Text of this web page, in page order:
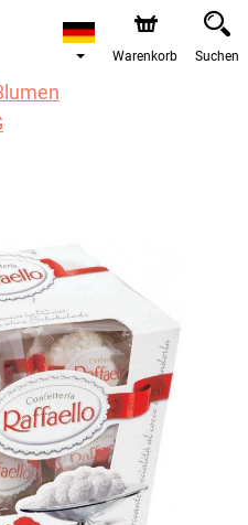
nehmen wir gerne
Liefertermin ist ab dem
von Betriebsurlaub.
Warenkorb Suchen